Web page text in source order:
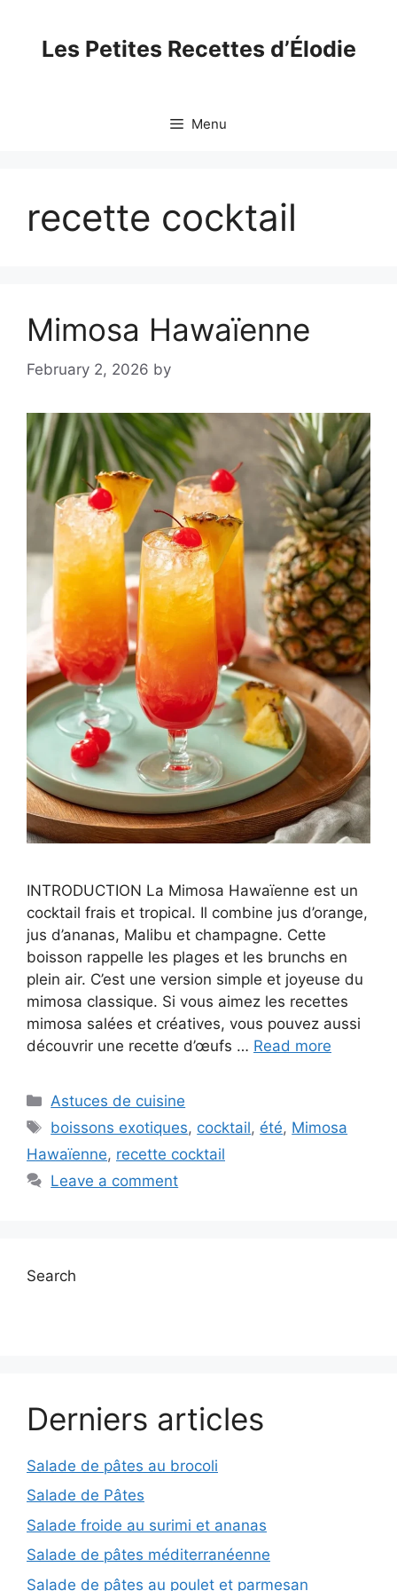
contentLes Petites Recettes d’Élodie
Menu
recette cocktail
Mimosa Hawaïenne
February 2, 2026 by
INTRODUCTION La Mimosa Hawaïenne est un
cocktail frais et tropical. Il combine jus d’orange,
jus d’ananas, Malibu et champagne. Cette
boisson rappelle les plages et les brunchs en
plein air. C’est une version simple et joyeuse du
mimosa classique. Si vous aimez les recettes
mimosa salées et créatives, vous pouvez aussi
découvrir une recette d’œufs … Read more
Categories
Astuces de cuisine
Tags
boissons exotiques, cocktail, été, Mimosa
Hawaïenne, recette cocktail
Leave a comment
Search
Derniers articles
Salade de pâtes au brocoli
Salade de Pâtes
Salade froide au surimi et ananas
Salade de pâtes méditerranéenne
Salade de pâtes au poulet et parmesan